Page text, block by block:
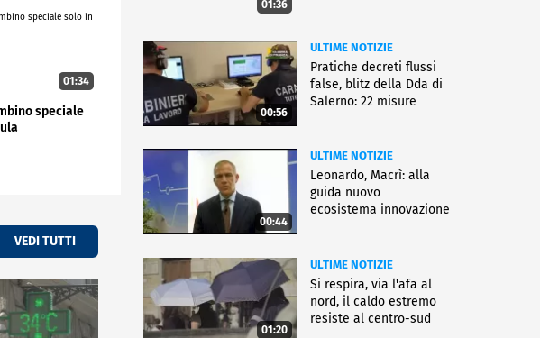
01:34
speciale
VEDI TUTTI
01:36
00:56
ULTIME NOTIZIE
Pratiche decreti flussi
false, blitz della Dda di
Salerno: 22 misure
00:44
ULTIME NOTIZIE
Leonardo, Macrì: alla
guida nuovo
ecosistema innovazione
01:20
ULTIME NOTIZIE
Si respira, via l'afa al
nord, il caldo estremo
resiste al centro-sud